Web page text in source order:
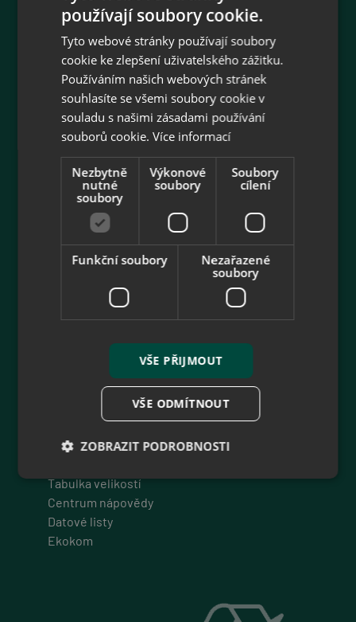
Gemini Plus v.o.s.
Jarošovská 1162
377 01 Jindřichův Hradec
Společnost je zapsána v obchodním rejstříku
vedeném Krajským soudem v Českých
Budějovicích
oddíl A, vložka 2598
+420 602 625 621
Po - Pá 8:00 - 15:00 hod.
collonil@collonil.cz
Zákaznické menu
Jak nakupovat - B2B
Obchodní podmínky
Odstoupit od smlouvy
Ochrana osobních údajů
Tabulka velikostí
Centrum nápovědy
Datové listy
Ekokom
používají soubory cookie.
Tyto webové stránky používají soubory
cookie ke zlepšení uživatelského zážitku.
Používáním našich webových stránek
souhlasíte se všemi soubory cookie v
souladu s našimi zásadami používání
souborů cookie. Více informací
Nezbytně
nutné
soubory
Výkonové
soubory
Soubory
cílení
Funkční soubory
Nezařazené
soubory
VŠE PŘIJMOUT
VŠE ODMÍTNOUT
ZOBRAZIT PODROBNOSTI
Nezbytně nutné soubory
Soubory cílení
uživatele a správa účtu. Webové stránky nelze bez